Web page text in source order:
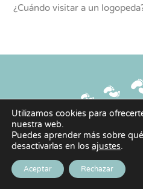
¿Cuándo visitar a un
Copyright © 2026 | Paso a Paso
Política de privacidad|Política de
maquetación:
Utilizamos cookies para
nuestra web.
Puedes aprender más sobre
desactivarlas en los ajustes.
Aceptar Rechazar